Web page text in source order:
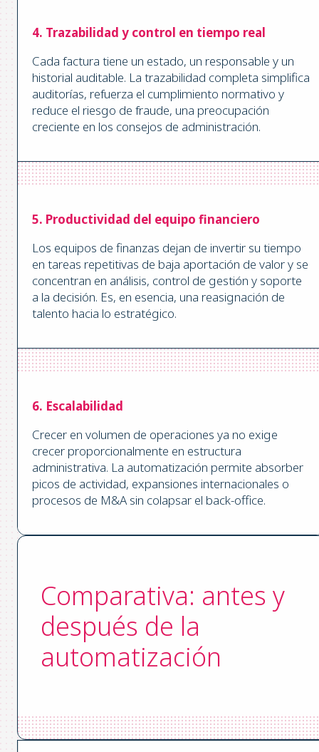
4. Trazabilidad y control en tiempo real
Cada factura tiene un estado, un responsable y un
historial auditable. La trazabilidad completa simplifica
auditorías, refuerza el cumplimiento normativo y
reduce el riesgo de fraude, una preocupación
creciente en los consejos de administración.
5. Productividad del equipo financiero
Los equipos de finanzas dejan de invertir su tiempo
en tareas repetitivas de baja aportación de valor y se
concentran en análisis, control de gestión y soporte
a la decisión. Es, en esencia, una reasignación de
talento hacia lo estratégico.
6. Escalabilidad
Crecer en volumen de operaciones ya no exige
crecer proporcionalmente en estructura
administrativa. La automatización permite absorber
picos de actividad, expansiones internacionales o
procesos de M&A sin colapsar el back-office.
Comparativa: antes y
después de la
automatización